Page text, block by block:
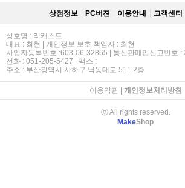
상점정보 PC버젼 이용안내 고객센터
상호명 : 리캐스트
대표 : 최현 | 개인정보 보호 책임자 : 최현
사업자등록번호 :603-06-32865 | 통신판매업신고번호
전화 : 051-205-5427 | 팩스 :
주소 : 부산광역시 사하구 낙동대로 511 2층
이용약관| 개인정보처리방침
ⓒ All rights reserved.
MakeShop